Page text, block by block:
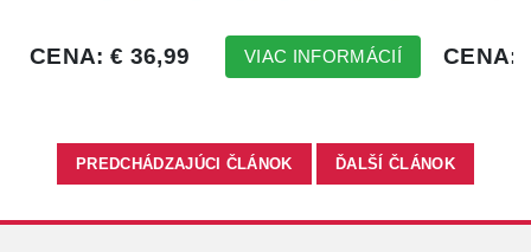
PREDCHÁDZAJÚCI ČLÁNOK ĎALŠÍ ČLÁNOK